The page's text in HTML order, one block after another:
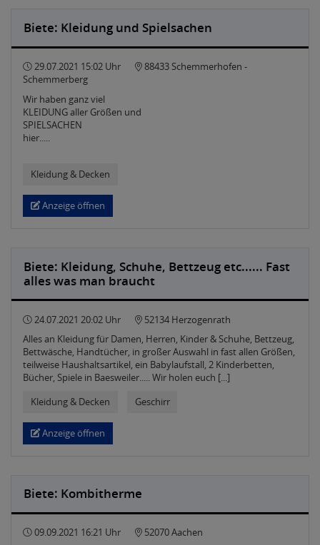
Biete: Kleidung und Spielsachen
29.07.2021 15:02 Uhr
88433 Schemmerhofen -
Schemmerberg
Wir haben ganz viel
KLEIDUNG aller Größen und
SPIELSACHEN
hier.....
Kleidung & Decken
Anzeige öffnen
Biete: Kleidung, Schuhe, Bettzeug etc...... Fast
alles was man braucht
24.07.2021 20:02 Uhr
52134 Herzogenrath
Alles an Kleidung für Damen, Herren, Kinder & Schuhe, Bettzeug,
Bettwäsche, Handtücher, in großer Auswahl in fast allen Größen,
teilweise Haushaltsartikel, ein Babylaufstall, 2 Kinderbetten,
Bücher, Spiele in Baesweiler..... Wir holen euch [...]
Kleidung & Decken
Geschirr
Anzeige öffnen
Biete: Kombitherme
09.09.2021 16:21 Uhr
52070 Aachen